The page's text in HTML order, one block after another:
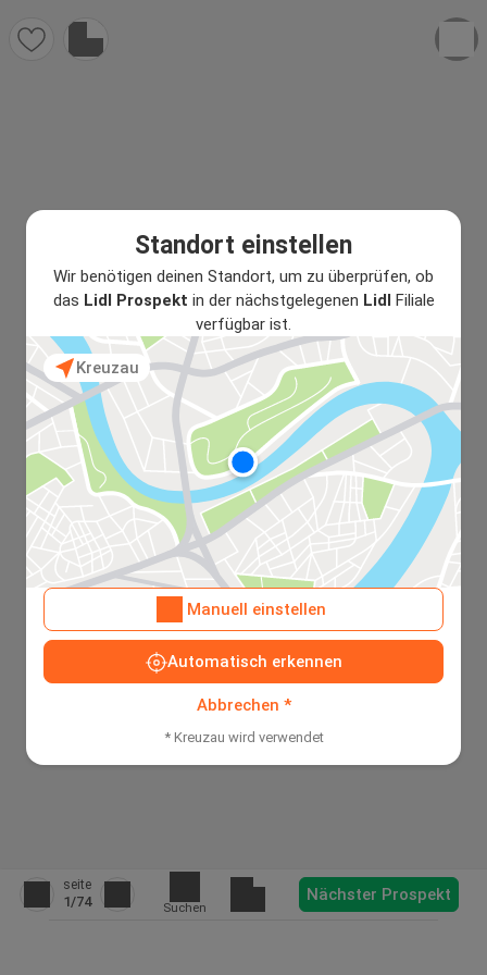
Standort einstellen
Wir benötigen deinen Standort, um zu überprüfen, ob
das Lidl Prospekt in der nächstgelegenen Lidl Filiale
verfügbar ist.
Kreuzau
Manuell einstellen
Automatisch erkennen
Abbrechen *
* Kreuzau wird verwendet
seite
1/74 Suchen
Nächster Prospekt